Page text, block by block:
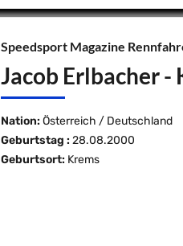
Speedsport Magazine
Jacob Erlbacher
Nation: Österreich / Deutschland
Geburtstag : 28.08.2000
Geburtsort: Krems